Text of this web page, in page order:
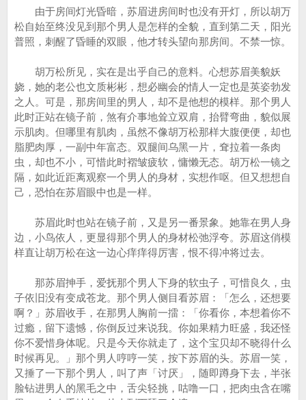
由于房间灯光昏暗，苏眉进房间时也没有开灯，所以胡万
松自始至终没见到那个男人是怎样的全貌，直到第二天，阳光
普照，刺醒了昏睡的双眼，他才转头望向那房间。不禁一惊。
胡万松所见，实在是出乎自己的意料。心想苏眉美貌妖
娆，她的老公也文质彬彬，想必幽会的情人一定也是英姿勃发
之人。可是，那房间里的男人，却不是他想的模样。那个男人
此时正站在镜子前，煞有介事地耸立双肩，抬臂弯曲，貌似展
示肌肉。但哪里有肌肉，虽然不像胡万松那样大腹便便，却也
脂肥肉厚，一副中年富态。双腿间乌黑一片，耷拉着一条肉
虫，却也不小，可惜此时褶皱疲软，慵懒无态。胡万松一镜之
隔，如此近距离观察一个男人的身材，实想作呕。但又想想自
己，恐怕在苏眉眼中也是一样。
苏眉此时也站在镜子前，又是另一番景象。她靠在男人身
边，小鸟依人，更显得那个男人的身材松弛浮夸。苏眉这俏模
样直让胡万松在这一边心痒痒得厉害，恨不得冲将过去。
那苏眉抻手，爱抚那个男人下身的软虫子，可惜良久，虫
子依旧没有变成苍龙。那个男人侧目看苏眉：「怎么，还想要
啊？」苏眉收手，在那男人胸前一擂：「你看你，本想着你不
过瘾，留下遗憾，你倒反过来说我。你如果精力旺盛，我还怪
你不爱惜身体呢。只是今天你就走了，这个宝贝却不晓得什么
时候再见。」那个男人哼哼一笑，按下苏眉的头。苏眉一笑，
又捶了一下那个男人，叫了声「讨厌」，随即蹲身下去，半张
脸钻进男人的黑毛之中，舌尖轻挑，咕噜一口，把肉虫含在嘴